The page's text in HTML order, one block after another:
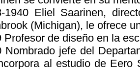
1940 Eliel Saarinen,
(Michigan), le ofrece
Profesor de diseño en la
Nombrado jefe del
al estudio de Eero